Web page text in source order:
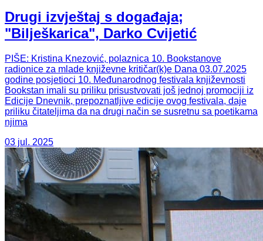
Drugi izvještaj s događaja;
"Bilješkarica", Darko Cvijetić
PIŠE: Kristina Knezović, polaznica 10. Bookstanove
radionice za mlade književne kritičar(k)e Dana 03.07.2025
godine posjetioci 10. Međunarodnog festivala književnosti
Bookstan imali su priliku prisustvovati još jednoj promociji iz
Edicije Dnevnik, prepoznatljive edicije ovog festivala, daje
priliku čitateljima da na drugi način se susretnu sa poetikama
njima
03 jul. 2025